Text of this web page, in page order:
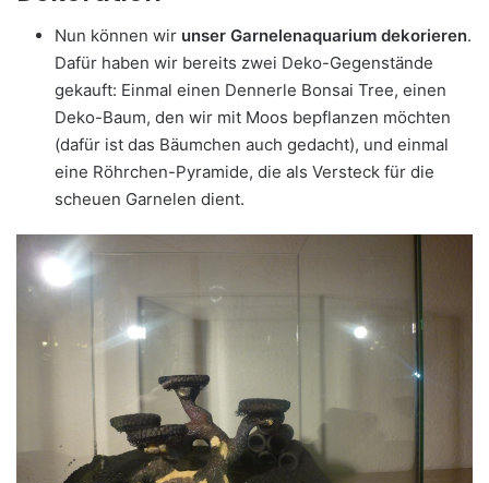
Nun können wir unser Garnelenaquarium dekorieren.
Dafür haben wir bereits zwei Deko-Gegenstände
gekauft: Einmal einen Dennerle Bonsai Tree, einen
Deko-Baum, den wir mit Moos bepflanzen möchten
(dafür ist das Bäumchen auch gedacht), und einmal
eine Röhrchen-Pyramide, die als Versteck für die
scheuen Garnelen dient.